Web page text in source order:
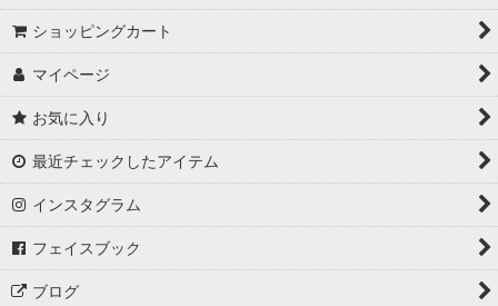
ショッピングカート
マイページ
お気に入り
最近チェックしたアイテム
インスタグラム
フェイスブック
ブログ